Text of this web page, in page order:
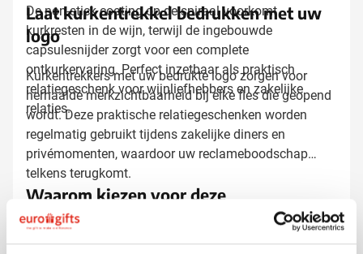
De non-stick coating op de spiraal voorkomt
kurkresten in de wijn, terwijl de ingebouwde
capsulesnijder zorgt voor een complete
ontkurkervaring. Perfect inzetbaar als praktisch
relatiegeschenk voor wijnliefhebbers en zakelijke
relaties.
Laat kurkentrekkel bedrukken met uw
logo
Kurkentrekkers met uw bedrukte logo zorgen voor
herhaalde merkzichtbaarheid bij elke fles die geopend
wordt. Deze praktische relatiegeschenken worden
regelmatig gebruikt tijdens zakelijke diners en
privémomenten, waardoor uw reclameboodschap
telkens terugkomt.
Waarom kiezen voor deze
kurkentrekker